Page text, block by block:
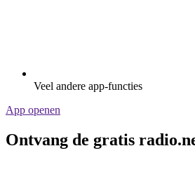
Veel andere app-functies
App openen
Ontvang de gratis